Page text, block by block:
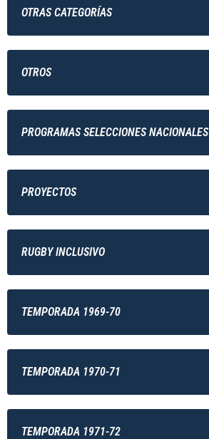
OTRAS CATEGORÍAS
OTROS
PROGRAMAS SELECCIONES NACIONALES
PROYECTOS
RUGBY INCLUSIVO
TEMPORADA 1969-70
TEMPORADA 1970-71
TEMPORADA 1971-72